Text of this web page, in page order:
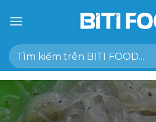
đến
dung
Tìm
kiếm: